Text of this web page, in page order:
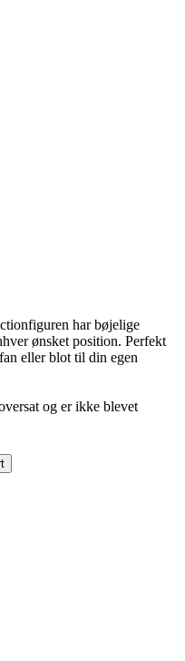
har bøjelige
ønsket position. Perfekt
eller blot til din egen
og er ikke blevet